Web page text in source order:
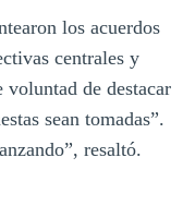
los acuerdos
centrales y
voluntad de destacar
sean tomadas”.
resaltó.